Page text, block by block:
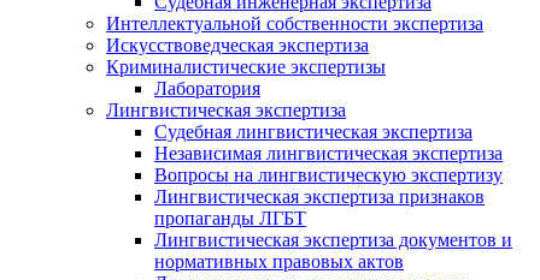
Интеллектуальной собственности экспертиза
Искусствоведческая экспертиза
Криминалистические экспертизы
Лаборатория
Лингвистическая экспертиза
Судебная лингвистическая экспертиза
Независимая лингвистическая экспертиза
Вопросы на лингвистическую экспертизу
Лингвистическая экспертиза признаков
пропаганды ЛГБТ
Лингвистическая экспертиза документов и
нормативных правовых актов